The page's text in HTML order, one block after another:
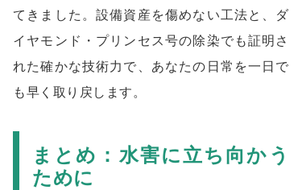
てきました。設備資産を傷めない工法と、ダ
イヤモンド・プリンセス号の除染でも証明さ
れた確かな技術力で、あなたの日常を一日で
も早く取り戻します。
まとめ：水害に立ち向かう
ために